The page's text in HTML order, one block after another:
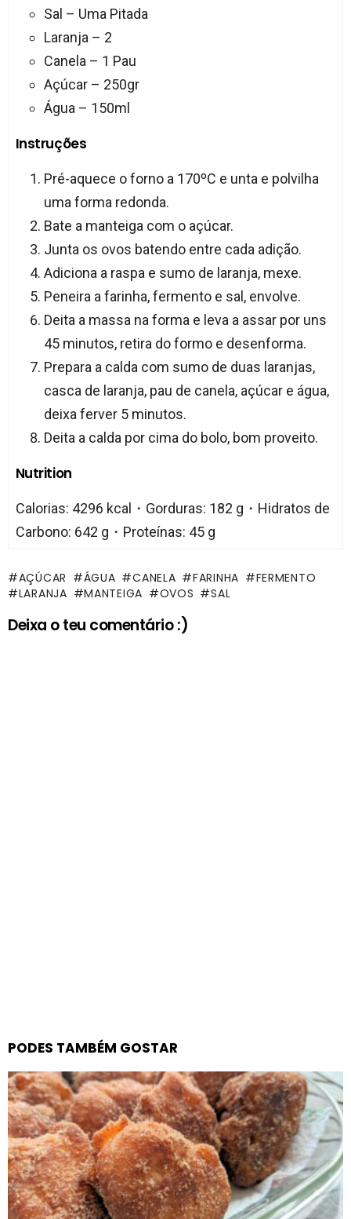
Sal – Uma Pitada
Laranja – 2
Canela – 1 Pau
Açúcar – 250gr
Água – 150ml
Instruções
Pré-aquece o forno a 170ºC e unta e polvilha
uma forma redonda.
Bate a manteiga com o açúcar.
Junta os ovos batendo entre cada adição.
Adiciona a raspa e sumo de laranja, mexe.
Peneira a farinha, fermento e sal, envolve.
Deita a massa na forma e leva a assar por uns
45 minutos, retira do formo e desenforma.
Prepara a calda com sumo de duas laranjas,
casca de laranja, pau de canela, açúcar e água,
deixa ferver 5 minutos.
Deita a calda por cima do bolo, bom proveito.
Nutrition
Calorias: 4296 kcal・Gorduras: 182 g・Hidratos de
Carbono: 642 g・Proteínas: 45 g
AÇÚCAR ÁGUA CANELA FARINHA
FERMENTO
LARANJA
MANTEIGA OVOS SAL
Deixa o teu comentário :)
PODES TAMBÉM GOSTAR